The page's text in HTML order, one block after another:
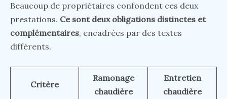
Beaucoup de propriétaires confondent ces deux
prestations. Ce sont deux obligations distinctes et
complémentaires, encadrées par des textes
différents.
Critère
Ramonage
chaudière
Entretien
chaudière